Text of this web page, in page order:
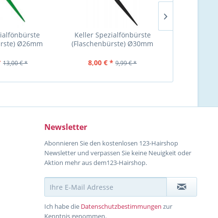
Ø26mm
13,00 € *
Keller Spezialfönbürste
(Flaschenbürste) Ø30mm
8,00 € * 9,99 € *
Newsletter
Abonnieren Sie den kostenlosen 123-Hairshop
Newsletter und verpassen Sie keine Neuigkeit oder
Aktion mehr aus dem123-Hairshop.
Ich habe die Datenschutzbestimmungen zur
Kenntnis genommen.